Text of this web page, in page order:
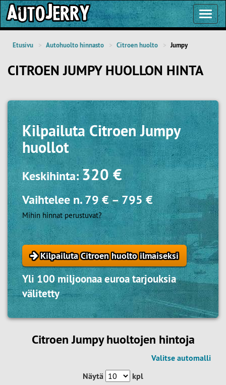
Etusivu Autohuolto hinnasto Citroen huolto Jumpy
CITROEN JUMPY HUOLLON HINTA
KilpailutaCitroen Jumpy
huollot
Keskihinta:320 €
Vaihtelee n.79 €–795 €
Mihin hinnat perustuvat?
Kilpailuta Citroen huolto ilmaiseksi
Yli 100 miljoonaa euroa tarjouksia
välitetty
Citroen Jumpy huoltojen hintoja
Valitse automalli
Näytä
kpl